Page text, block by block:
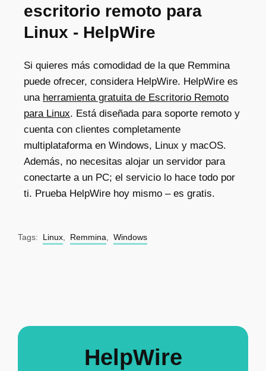
escritorio remoto para
Linux - HelpWire
Si quieres más comodidad de la que Remmina
puede ofrecer, considera HelpWire. HelpWire es
una herramienta gratuita de Escritorio Remoto
para Linux. Está diseñada para soporte remoto y
cuenta con clientes completamente
multiplataforma en Windows, Linux y macOS.
Además, no necesitas alojar un servidor para
conectarte a un PC; el servicio lo hace todo por
ti. Prueba HelpWire hoy mismo – es gratis.
Tags: Linux, Remmina, Windows
HelpWire